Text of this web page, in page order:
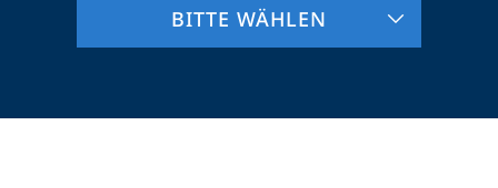
BITTE WÄHLEN